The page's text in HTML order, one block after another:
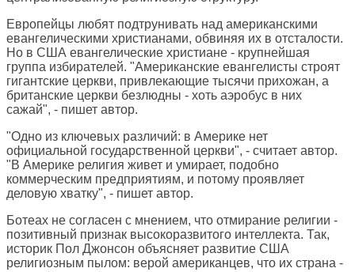
Европейцы любят подтрунивать над американскими
евангелическими христианами, обвиняя их в отсталости.
Но в США евангелические христиане - крупнейшая
группа избирателей. "Американские евангелисты строят
гигантские церкви, привлекающие тысячи прихожан, а
британские церкви безлюдны - хоть аэробус в них
сажай", - пишет автор.
"Одно из ключевых различий: в Америке нет
официальной государственной церкви", - считает автор.
"В Америке религия живет и умирает, подобно
коммерческим предприятиям, и потому проявляет
деловую хватку", - пишет автор.
Ботеах не согласен с мнением, что отмирание религии -
позитивный признак высокоразвитого интеллекта. Так,
историк Пол Джонсон объясняет развитие США
религиозным пылом: верой американцев, что их страна -